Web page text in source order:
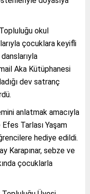
okul
çocuklara keyifli
Aka Kütüphanesi
dev satranç
anlatmak amacıyla
Tarlası Yaşam
hediye edildi.
Karapınar, sebze ve
çocuklarla